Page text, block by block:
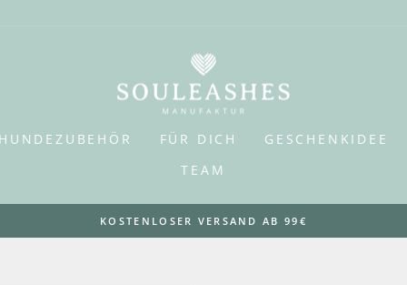
HUNDEZUBEHÖR FÜR DICH GESCHENKIDEE
TEAM
Pause
KOSTENLOSER VERSAND AB 99€